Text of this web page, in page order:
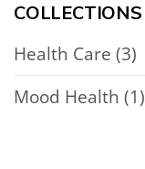
COLLECTIONS
Health Care (3)
Mood Health (1)